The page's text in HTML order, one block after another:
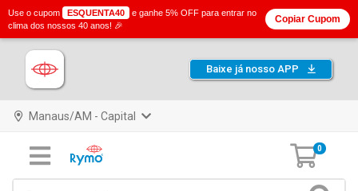
Baixe já nosso APP
Manaus/AM - Capital
0
Use o cupom ESQUENTA40
e ganhe 5% OFF para entrar no
clima dos nossos 40 anos! 🎉
Copiar Cupom